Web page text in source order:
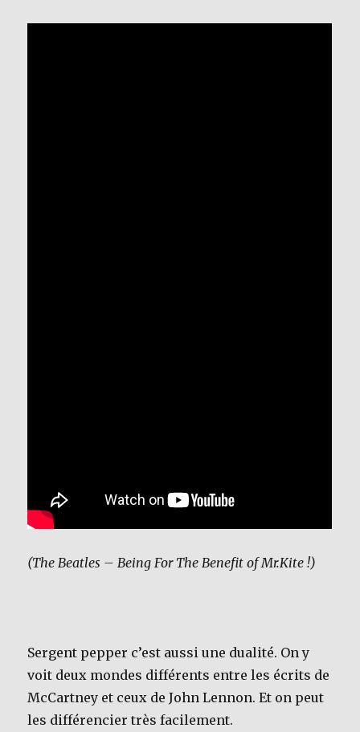
(The Beatles – Being For The Benefit of Mr.Kite !)
Sergent pepper c’est aussi une dualité. On y
voit deux mondes différents entre les écrits de
McCartney et ceux de John Lennon. Et on peut
les différencier très facilement.